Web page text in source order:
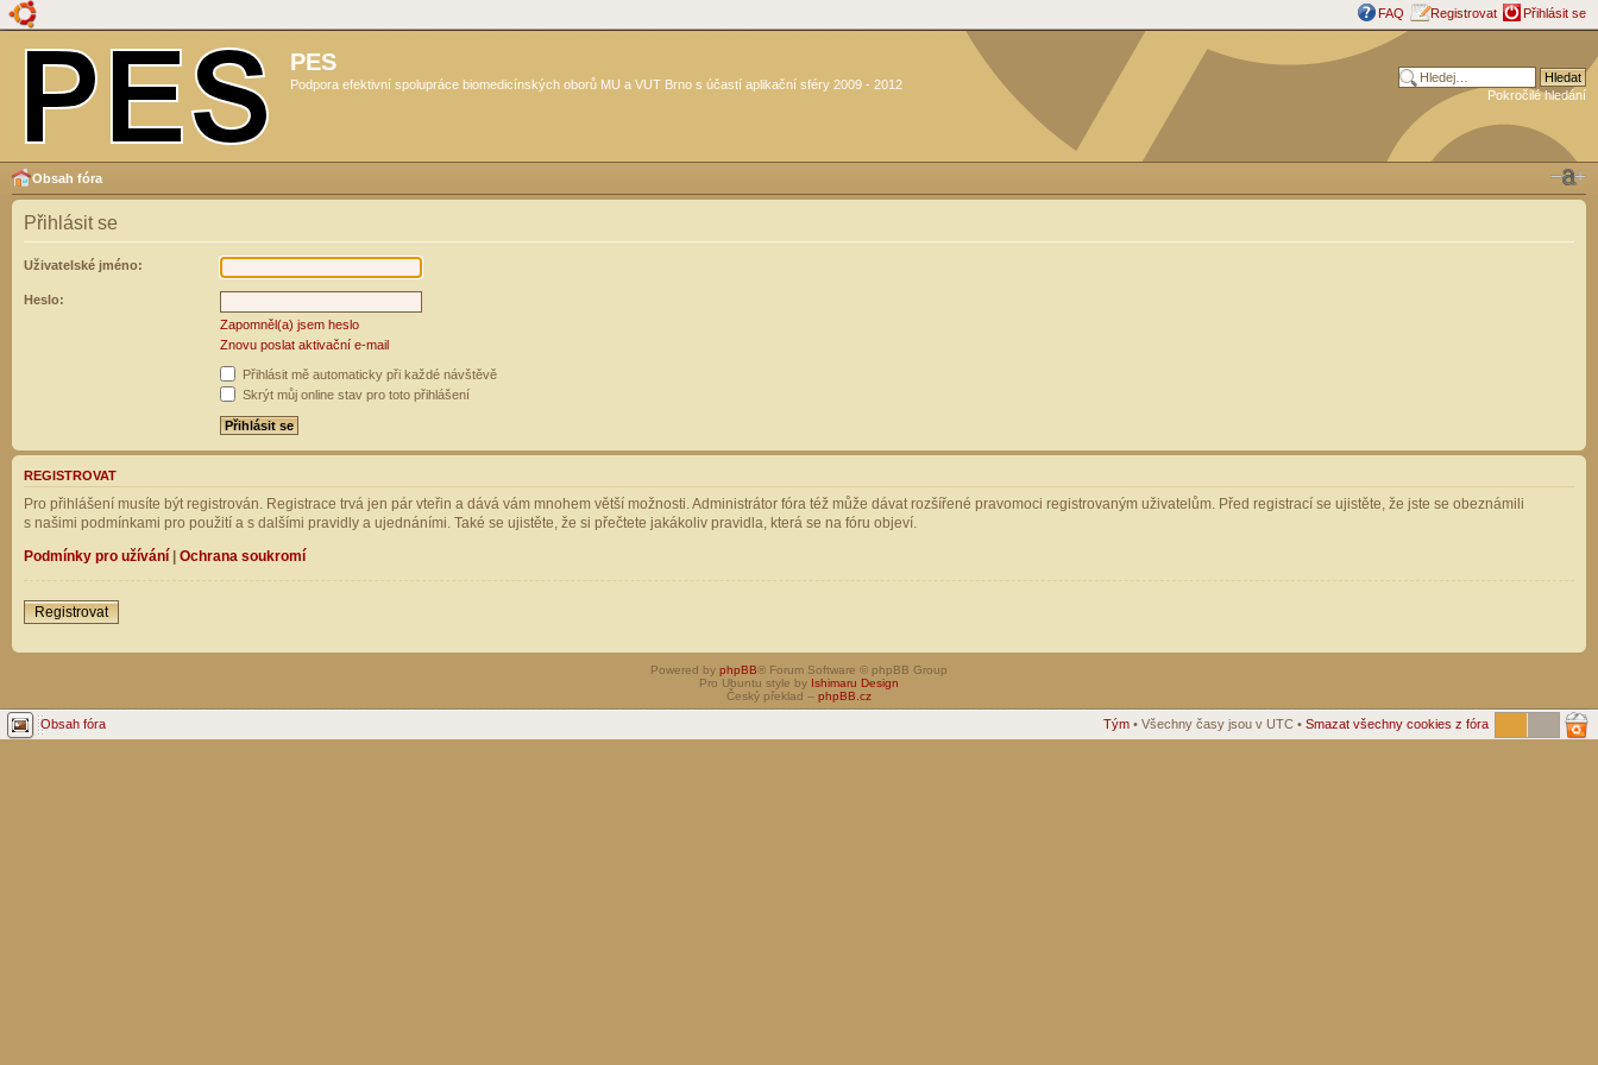
FAQ Registrovat Přihlásit se
PES
Podpora efektivní spolupráce biomedicínských oborů MU a VUT Brno s účastí aplikační sféry 2009 - 2012
Pokročilé hledání
Obsah fóra
Přihlásit se
Uživatelské jméno:
Heslo:
Zapomněl(a) jsem heslo
Znovu poslat aktivační e-mail
Přihlásit mě automaticky při každé návštěvě
Skrýt můj online stav pro toto přihlášení
REGISTROVAT
Pro přihlášení musíte být registrován. Registrace trvá jen pár vteřin a dává vám mnohem větší možnosti. Administrátor fóra též může dávat rozšířené pravomoci registrovaným uživatelům. Před registrací se ujistěte, že jste se obeznámili
s našimi podmínkami pro použití a s dalšími pravidly a ujednáními. Také se ujistěte, že si přečtete jakákoliv pravidla, která se na fóru objeví.
Podmínky pro užívání | Ochrana soukromí
Registrovat
Powered by phpBB® Forum Software © phpBB Group
Pro Ubuntu style by Ishimaru Design
Český překlad – phpBB.cz
Obsah fóra Tým • Všechny časy jsou v UTC • Smazat všechny cookies z fóra